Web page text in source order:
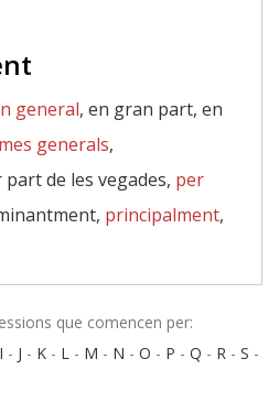
general, en gran part, en
generals,
part de les vegades, per
principalment,
que comencen per:
I - J - K - L - M - N - O - P - Q - R - S -